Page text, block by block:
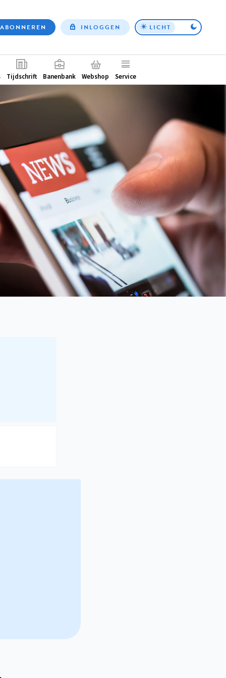
Top
ABONNEREN INLOGGEN LICHT
Tijdschrift Banenbank Webshop Service